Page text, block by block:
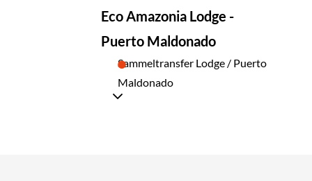
Eco Amazonia Lodge -
Puerto Maldonado
Sammeltransfer Lodge / Puerto
Maldonado